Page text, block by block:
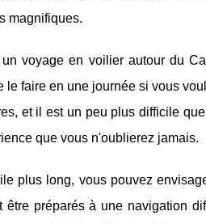
magnifiques.
voyage en voilier autour du
le faire en une journée si vous
et il est un peu plus difficile
que vous n'oublierez jamais.
plus long, vous pouvez
être préparés à une navigation